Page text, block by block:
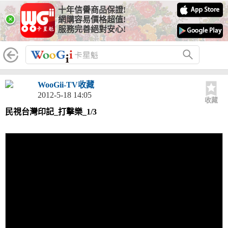
×
十年信譽商品保證!
網購容易價格超值!
服務完善絕對安心!
WooGii-TV收藏
2012-5-18 14:05
收藏
民視台灣印記_打擊樂_1/3